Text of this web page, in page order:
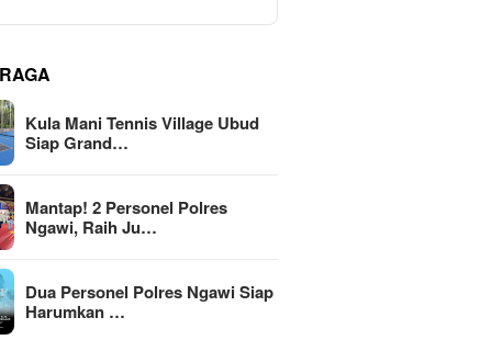
Kula Mani Tennis Village Ubud
Siap Grand…
Mantap! 2 Personel Polres
Ngawi, Raih Ju…
Dua Personel Polres Ngawi Siap
Harumkan …